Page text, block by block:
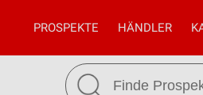
PROSPEKTE HÄNDLER